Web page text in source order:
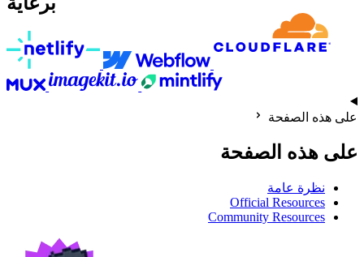
على هذه الصفحة
على هذه الصفحة
نظرة عامة
Official Resources
Community Resources